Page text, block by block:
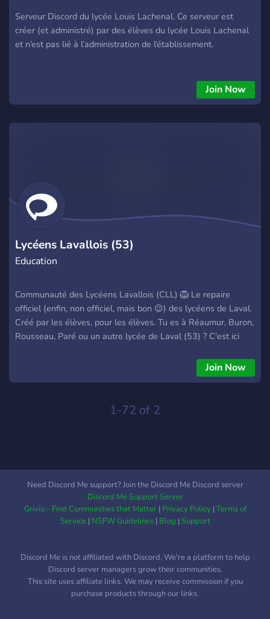
Serveur Discord du lycée Louis Lachenal. Ce serveur est
créer (et administré) par des élèves du lycée Louis Lachenal
et n’est pas lié à l’administration de l’établissement.
Join Now
Lycéens Lavallois (53)
Education
Communauté des Lycéens Lavallois (CLL) 🦁 Le repaire
officiel (enfin, non officiel, mais bon 😉) des lycéens de Laval.
Créé par les élèves, pour les élèves. Tu es à Réaumur, Buron,
Rousseau, Paré ou un autre lycée de Laval (53) ? C'est ici
ville pour décompresser après les cours, sans prise de tête.
Sur le serveur, tu retrouveras : 🤝 Le réseau : L'endroit idéal
autres lycéens lavallois. 📚 L'entraide : Un DM impossible ?
communauté et viens représenter ton lycée ! 👍
Join Now
1-72 of 2
Need Discord Me support? Join the Discord Me Discord server
Discord Me Support Server
Grivio - Find Communities that Matter| Privacy Policy|Terms of
Service| NSFW Guidelines| Blog |Support
Discord Me is not affiliated with Discord. We're a platform to help
Discord server managers grow their communities.
This site uses affiliate links. We may receive commission if you
purchase products through our links.